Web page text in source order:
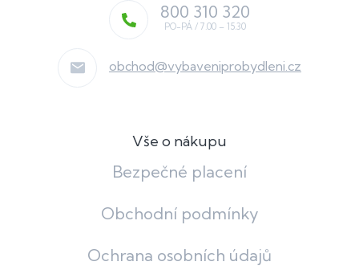
obchod@vybaveniprobydleni.cz
800 310 320
Vše o nákupu
Bezpečné placení
Obchodní podmínky
Ochrana osobních údajů